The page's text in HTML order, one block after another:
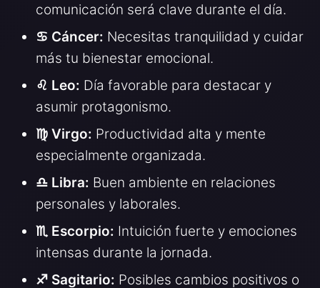
comunicación será clave durante el día.
♋ Cáncer: Necesitas tranquilidad y cuidar
más tu bienestar emocional.
♌ Leo: Día favorable para destacar y
asumir protagonismo.
♍ Virgo: Productividad alta y mente
especialmente organizada.
♎ Libra: Buen ambiente en relaciones
personales y laborales.
♏ Escorpio: Intuición fuerte y emociones
intensas durante la jornada.
♐ Sagitario: Posibles cambios positivos o